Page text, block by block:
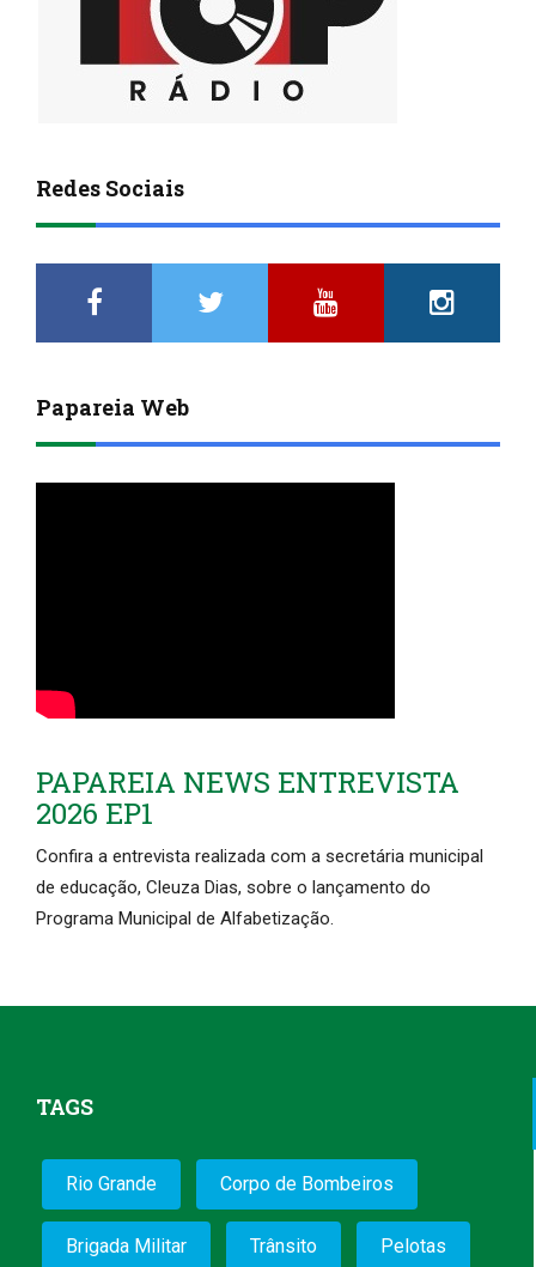
Redes Sociais
Papareia Web
PAPAREIA NEWS ENTREVISTA
2026 EP1
Confira a entrevista realizada com a secretária municipal
de educação, Cleuza Dias, sobre o lançamento do
Programa Municipal de Alfabetização.
TAGS
Rio Grande Corpo de Bombeiros
Brigada Militar Trânsito Pelotas